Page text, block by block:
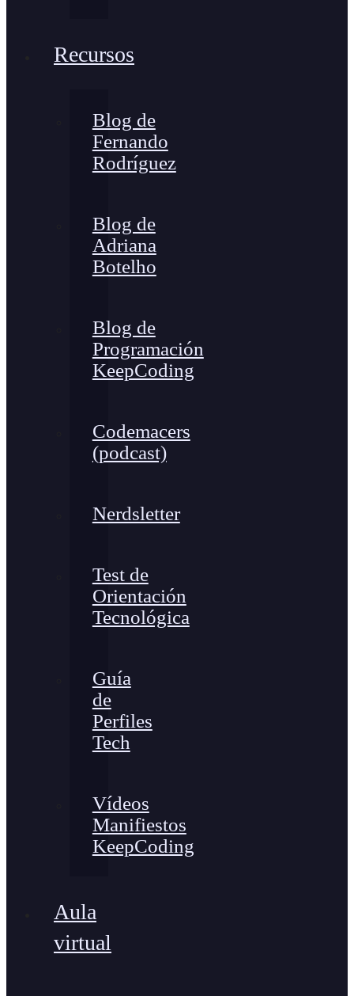
Recursos
Blog de
Fernando
Rodríguez
Blog de
Adriana
Botelho
Blog de
Programación
KeepCoding
Codemacers
(podcast)
Nerdsletter
Test de
Orientación
Tecnológica
Guía
de
Perfiles
Tech
Vídeos
Manifiestos
KeepCoding
Aula
virtual